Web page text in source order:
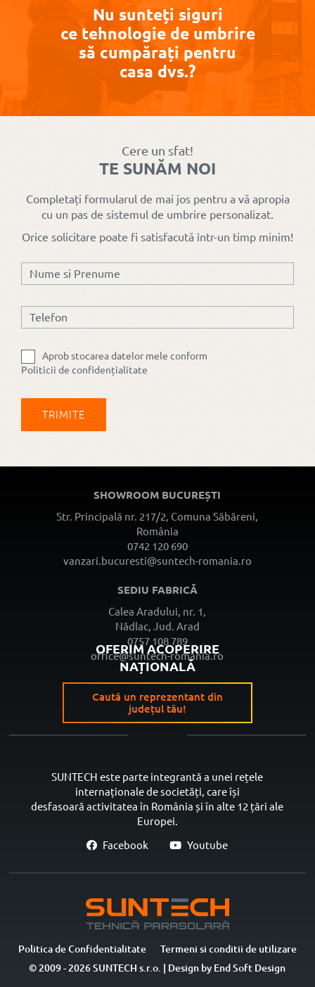
Cât de mult
exterioare
De ce roletele
zi/noapte sunt
alegerea
preferată în
moderne
plesee
Stelar Mini
și sită
rulouri
Doar pentru
Low Cost
prețurile
neschimbate
Nu sunteți siguri
ce tehnologie de umbrire
să cumpărați pentru
casa dvs.?
Cere un sfat!
TE SUNĂM NOI
Completați formularul de mai jos pentru a vă apropia
cu un pas de sistemul de umbrire personalizat.
Orice solicitare poate fi satisfacută într-un timp minim!
Aprob stocarea datelor mele conform
Politicii de confidențialitate
SHOWROOM BUCUREȘTI
Str. Principală nr. 217/2, Comuna Săbăreni,
România
0742 120 690
vanzari.bucuresti@suntech-romania.ro
SEDIU FABRICĂ
Calea Aradului, nr. 1,
Nădlac, Jud. Arad
0757 108 789
office@suntech-romania.ro
OFERIM ACOPERIRE
NAȚIONALĂ
Caută un reprezentant din
județul tău!
SUNTECH este parte integrantă a unei rețele
internaționale de societăți, care își
desfasoară activitatea în România și în alte 12 țări ale
Europei.
Facebook
Youtube
Politica de Confidentialitate
Termeni si conditii de utilizare
© 2009 - 2026 SUNTECH s.r.o. | Design by End Soft Design